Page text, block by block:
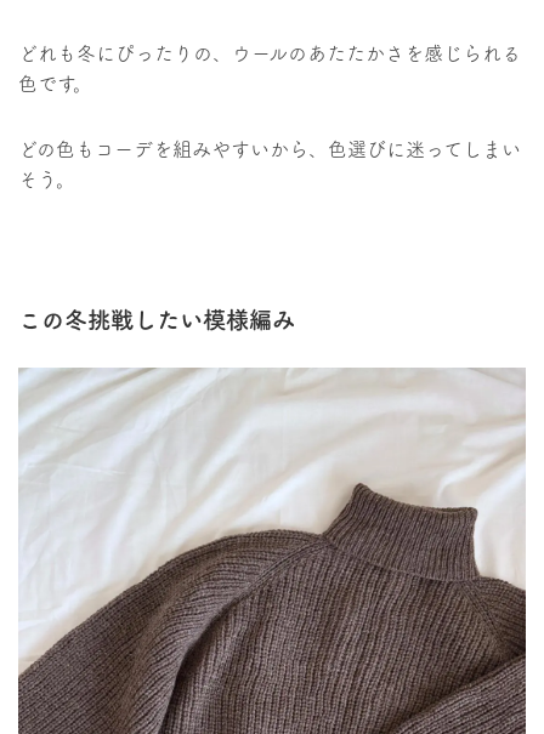
どれも冬にぴったりの、ウールのあたたかさを感じられる
色です。
どの色もコーデを組みやすいから、色選びに迷ってしまい
そう。
この冬挑戦したい模様編み